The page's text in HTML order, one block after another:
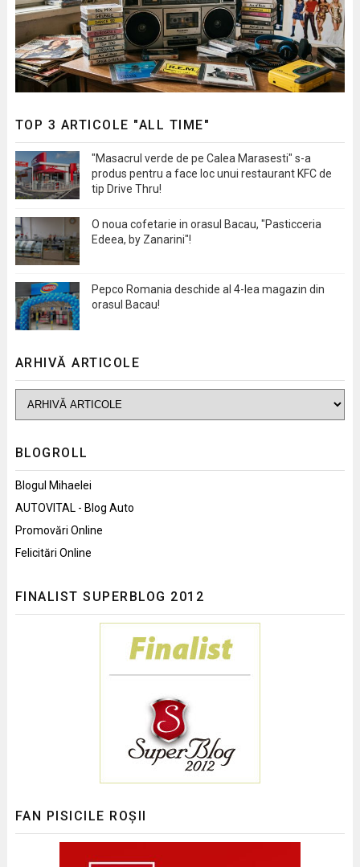
TOP 3 ARTICOLE "ALL TIME"
"Masacrul verde de pe Calea Marasesti" s-a
produs pentru a face loc unui restaurant KFC de
tip Drive Thru!
O noua cofetarie in orasul Bacau, "Pasticceria
Edeea, by Zanarini"!
Pepco Romania deschide al 4-lea magazin din
orasul Bacau!
ARHIVĂ ARTICOLE
BLOGROLL
Blogul Mihaelei
AUTOVITAL - Blog Auto
Promovări Online
Felicitări Online
FINALIST SUPERBLOG 2012
FAN PISICILE ROȘII